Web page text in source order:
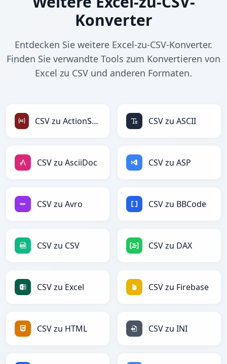
Konverter
Entdecken Sie weitere Excel-zu-CSV-Konverter.
Finden Sie verwandte Tools zum Konvertieren von
Excel zu CSV und anderen Formaten.
CSV zu ActionScript CSV zu ASCII
CSV zu AsciiDoc CSV zu ASP
CSV zu Avro CSV zu BBCode
CSV zu CSV CSV zu DAX
CSV zu Excel CSV zu Firebase
CSV zu HTML CSV zu INI